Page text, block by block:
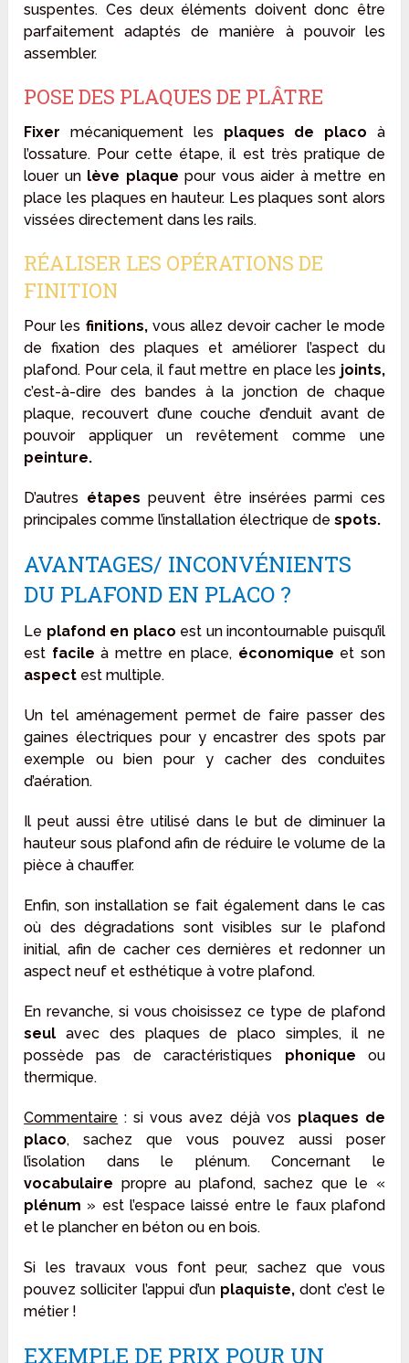
suspentes. Ces deux éléments doivent donc être
parfaitement adaptés de manière à pouvoir les
assembler.
POSE DES PLAQUES DE PLÂTRE
Fixer mécaniquement les plaques de placo à
l’ossature. Pour cette étape, il est très pratique de
louer un lève plaque pour vous aider à mettre en
place les plaques en hauteur. Les plaques sont alors
vissées directement dans les rails.
RÉALISER LES OPÉRATIONS DE
FINITION
Pour les finitions,vous allez devoir cacher le mode
de fixation des plaques et améliorer l’aspect du
plafond. Pour cela, il faut mettre en place les joints,
c’est-à-dire des bandes à la jonction de chaque
plaque, recouvert d’une couche d’enduit avant de
pouvoir appliquer un revêtement comme une
peinture.
D’autres étapes peuvent être insérées parmi ces
principales comme l’installation électrique despots.
AVANTAGES/ INCONVÉNIENTS
DU PLAFOND EN PLACO ?
Le plafond en placo est un incontournable puisqu’il
est facile à mettre en place, économique et son
aspect est multiple.
Un tel aménagement permet de faire passer des
gaines électriques pour y encastrer des spots par
exemple ou bien pour y cacher des conduites
d’aération.
Il peut aussi être utilisé dans le but de diminuer la
hauteur sous plafond afin de réduire le volume de la
pièce à chauffer.
Enfin, son installation se fait également dans le cas
où des dégradations sont visibles sur le plafond
initial, afin de cacher ces dernières et redonner un
aspect neuf et esthétique à votre plafond.
En revanche, si vous choisissez ce type de plafond
seul avec des plaques de placo simples, il ne
possède pas de caractéristiques phonique ou
thermique.
Commentaire : si vous avez déjà vos plaques de
placo, sachez que vous pouvez aussi poser
l’isolation dans le plénum. Concernant le
vocabulaire propre au plafond, sachez que le «
plénum » est l’espace laissé entre le faux plafond
et le plancher en béton ou en bois.
Si les travaux vous font peur, sachez que vous
pouvez solliciter l’appui d’un plaquiste, dont c’est le
métier !
EXEMPLE DE PRIX POUR UN